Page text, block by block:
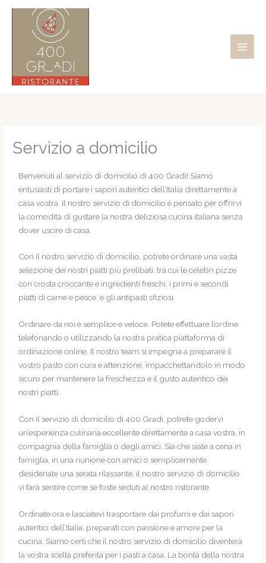
contenuto
Servizio a domicilio
Benvenuti al servizio di domicilio di 400 Gradi! Siamo
entusiasti di portare i sapori autentici dell’Italia direttamente a
casa vostra. Il nostro servizio di domicilio è pensato per offrirvi
la comodità di gustare la nostra deliziosa cucina italiana senza
dover uscire di casa.
Con il nostro servizio di domicilio, potrete ordinare una vasta
selezione dei nostri piatti più prelibati, tra cui le celebri pizze
con crosta croccante e ingredienti freschi, i primi e secondi
piatti di carne e pesce, e gli antipasti sfiziosi.
Ordinare da noi è semplice e veloce. Potete effettuare l’ordine
telefonando o utilizzando la nostra pratica piattaforma di
ordinazione online. Il nostro team si impegna a preparare il
vostro pasto con cura e attenzione, impacchettandolo in modo
sicuro per mantenere la freschezza e il gusto autentico dei
nostri piatti.
Con il servizio di domicilio di 400 Gradi, potrete godervi
un’esperienza culinaria eccellente direttamente a casa vostra, in
compagnia della famiglia o degli amici. Sia che siate a cena in
famiglia, in una riunione con amici o semplicemente
desideriate una serata rilassante, il nostro servizio di domicilio
vi farà sentire come se foste seduti al nostro ristorante.
Ordinate ora e lasciatevi trasportare dai profumi e dai sapori
autentici dell’Italia, preparati con passione e amore per la
cucina. Siamo certi che il nostro servizio di domicilio diventerà
la vostra scelta preferita per i pasti a casa. La bontà della nostra